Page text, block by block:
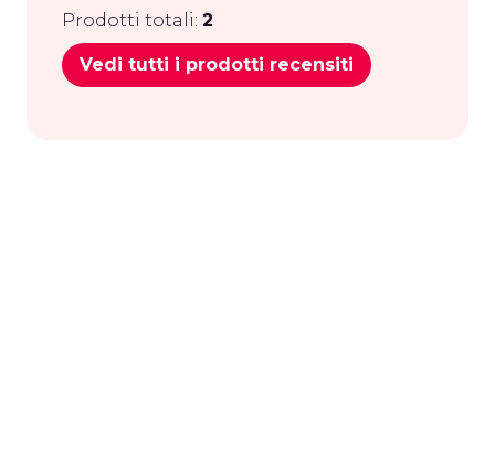
Prodotti totali: 2
Vedi tutti i prodotti recensiti